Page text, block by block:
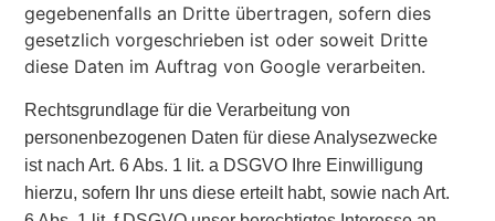
gegebenenfalls an Dritte übertragen, sofern dies
gesetzlich vorgeschrieben ist oder soweit Dritte
diese Daten im Auftrag von Google verarbeiten.
Rechtsgrundlage für die Verarbeitung von
personenbezogenen Daten für diese Analysezwecke
ist nach Art. 6 Abs. 1 lit. a DSGVO Ihre Einwilligung
hierzu, sofern Ihr uns diese erteilt habt, sowie nach Art.